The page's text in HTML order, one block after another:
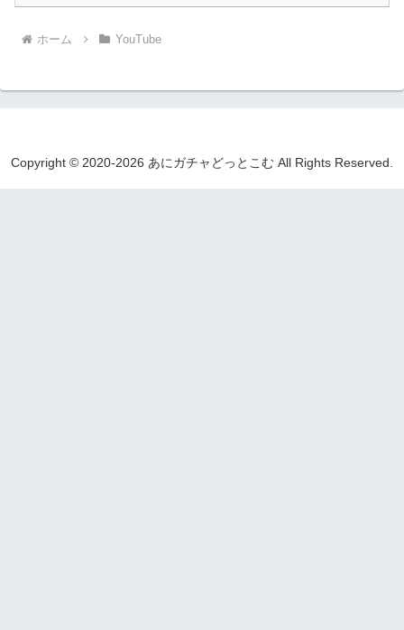
ホーム YouTube
Copyright © 2020-2026 あにガチャどっとこむ All Rights Reserved.